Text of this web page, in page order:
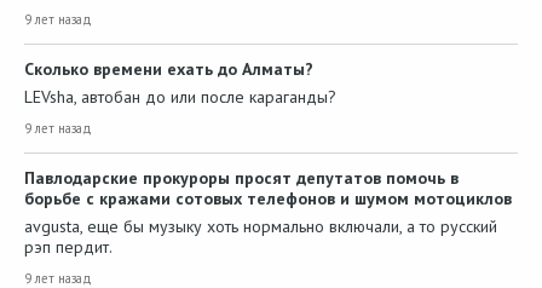
9 лет назад
Сколько времени ехать до Алматы?
LEVsha, автобан до или после караганды?
9 лет назад
Павлодарские прокуроры просят депутатов помочь в
борьбе с кражами сотовых телефонов и шумом мотоциклов
avgusta, еще бы музыку хоть нормально включали, а то русский
рэп пердит.
9 лет назад